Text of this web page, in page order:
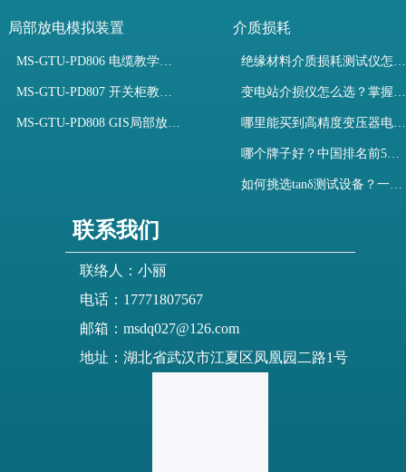
局部放电模拟装置
MS-GTU-PD806 电缆教学用局部放电模拟装置
MS-GTU-PD807 开关柜教学用局部放电模拟装置
MS-GTU-PD808 GIS局部放电模拟系统
介质损耗
绝缘材料介质损耗测试仪怎么选？看木森电气B端定制如何升级测试效率
变电站介损仪怎么选？掌握采购要点-木森电气
哪里能买到高精度变压器电容量及介损测试仪？快速解决选型难题
哪个牌子好？中国排名前5介质损耗测试仪选型对比快速解决测量难题
如何挑选tanδ测试设备？一文掌握高压介质损耗测试仪采购核心
联系我们
联络人：小丽
电话：17771807567
邮箱：msdq027@126.com
地址：湖北省武汉市江夏区凤凰园二路1号